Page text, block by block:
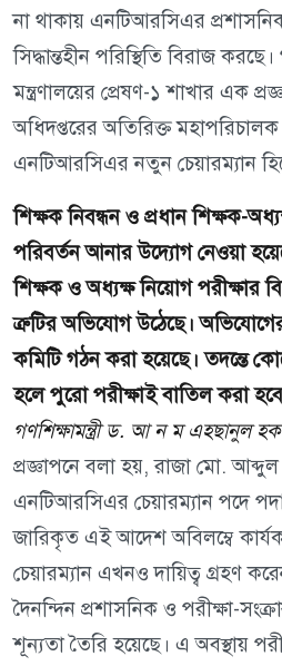
না থাকায় এনটিআরসিএর
সিদ্ধান্তহীন পরিস্থিতি বিরাজ
মন্ত্রণালয়ের প্রেষণ-১ শাখার এক
অধিদপ্তরের অতিরিক্ত
এনটিআরসিএর নতুন চেয়ারম্যান
শিক্ষক নিবন্ধন ও প্রধান শিক্ষক-
পরিবর্তন আনার উদ্যোগ নেওয়া
শিক্ষক ও অধ্যক্ষ নিয়োগ পরীক্ষার
ত্রুটির অভিযোগ উঠেছে।
কমিটি গঠন করা হয়েছে। তদন্তে
হলে পুরো পরীক্ষাই বাতিল করা
গণশিক্ষামন্ত্রী ড. আ ন ম এহছানুল
প্রজ্ঞাপনে বলা হয়, রাজা মো.
এনটিআরসিএর চেয়ারম্যান পদে
জারিকৃত এই আদেশ অবিলম্বে
চেয়ারম্যান এখনও দায়িত্ব গ্রহণ
দৈনন্দিন প্রশাসনিক ও পরীক্ষা-
শূন্যতা তৈরি হয়েছে। এ অবস্থায়